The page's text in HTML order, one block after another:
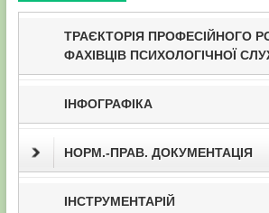
ТРАЄКТОРІЯ ПРОФЕСІЙНОГО
ФАХІВЦІВ ПСИХОЛОГІЧНОЇ
ІНФОГРАФІКА
НОРМ.-ПРАВ. ДОКУМЕНТАЦІЯ
ІНСТРУМЕНТАРІЙ